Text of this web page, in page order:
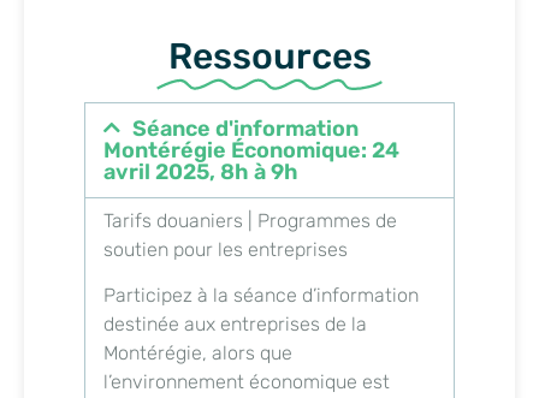
Ressources
Séance d'information
Montérégie Économique: 24
avril 2025, 8h à 9h
Tarifs douaniers | Programmes de
soutien pour les entreprises
Participez à la séance d’information
destinée aux entreprises de la
Montérégie, alors que
l’environnement économique est